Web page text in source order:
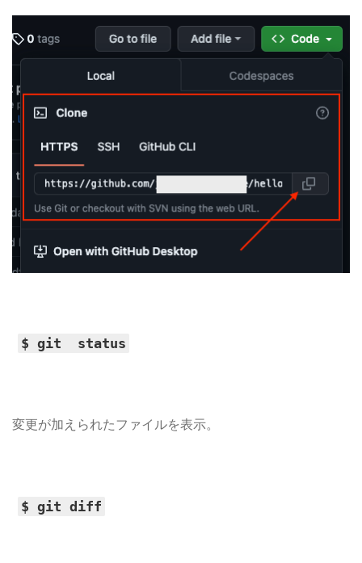
$ git status
変更が加えられたファイルを表示。
$ git diff